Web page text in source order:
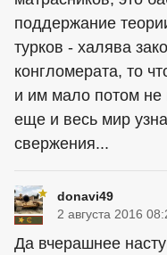
поддержание
турков - халява
конгломерата, то
и им мало потом не
еще и весь мир
свержения...
donavi49
2 августа 2016
Да вчерашнее